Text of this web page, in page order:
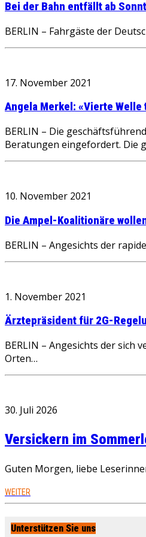
Bei der Bahn entfällt ab
BERLIN – Fahrgäste der
17. November 2021
Angela Merkel: «Vierte
BERLIN – Die
Beratungen eingefordert. Die
10. November 2021
Die Ampel-Koalitionäre
BERLIN – Angesichts der
1. November 2021
Ärztepräsident für 2G-
BERLIN – Angesichts der sich
Orten…
30. Juli 2026
Versickern im
Guten Morgen, liebe
WEITER
Unterstützen Sie uns